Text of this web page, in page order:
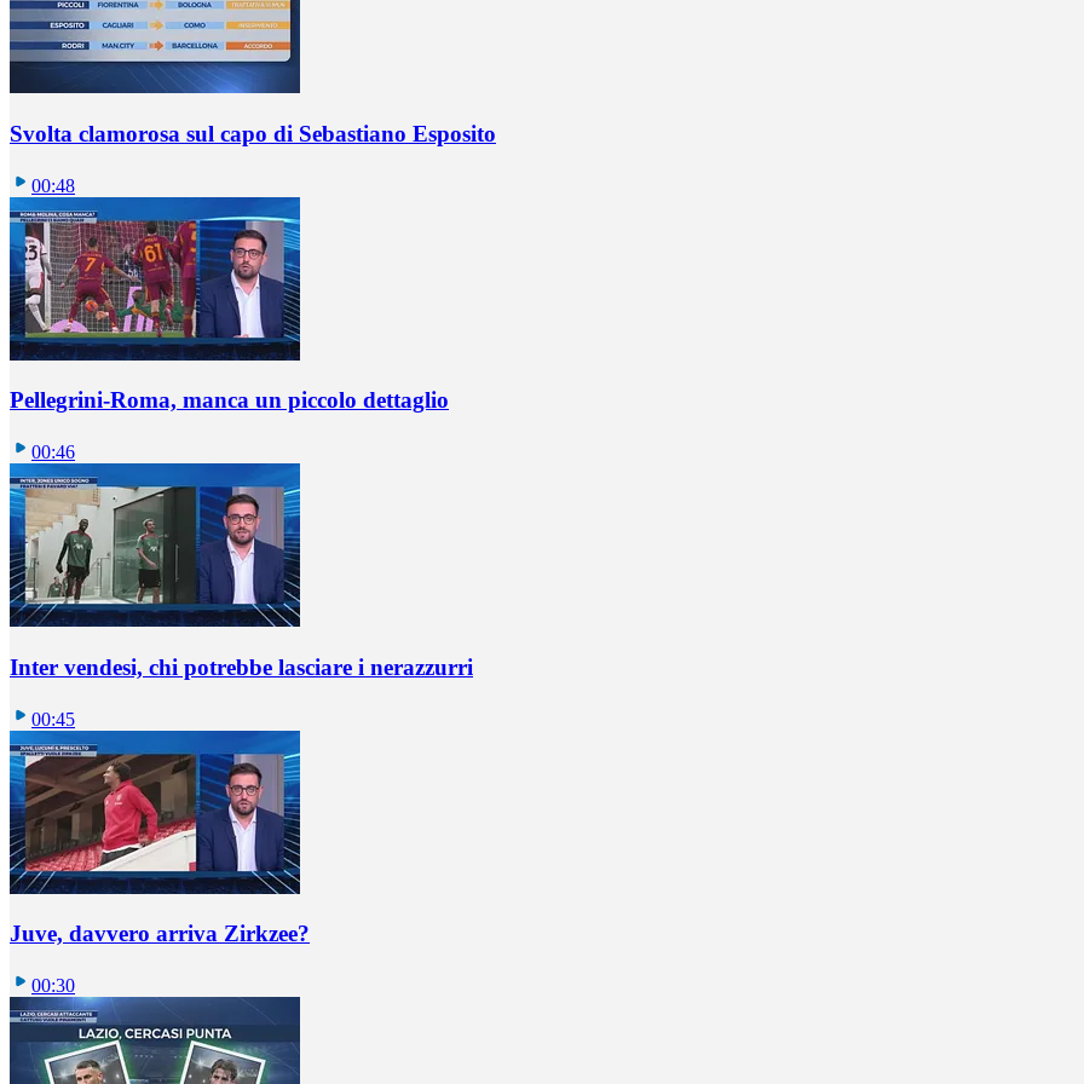
Svolta clamorosa sul capo di Sebastiano Esposito
00:48
Pellegrini-Roma, manca un piccolo dettaglio
00:46
Inter vendesi, chi potrebbe lasciare i nerazzurri
00:45
Juve, davvero arriva Zirkzee?
00:30